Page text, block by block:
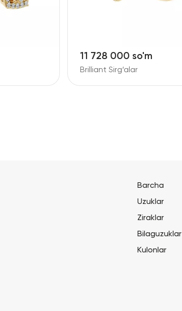
11 728 000 so'm
Brilliant Sirg‘alar
Barcha
Uzuklar
Ziraklar
Bilaguzuklar
Kulonlar